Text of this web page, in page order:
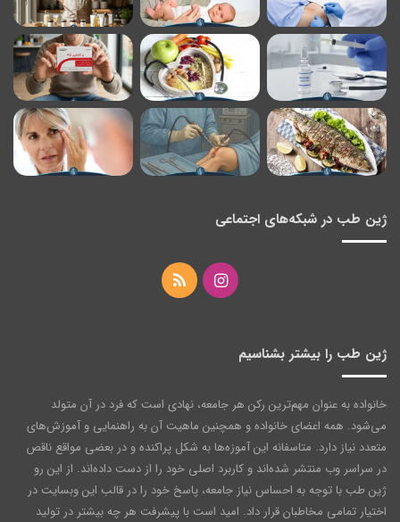
ژین طب در شبکه‌های اجتماعی
اینستاگرامخوراک
ژین طب را بیشتر بشناسیم
خانواده به عنوان مهم‌ترین رکن هر جامعه‌، نهادی است که فرد در آن متولد
می‌شود. همه اعضای خانواده و همچنین ماهیت آن به راهنمایی و آموزش‌های
متعدد نیاز دارد. متاسفانه این آموزه‌ها به شکل پراکنده و در بعضی مواقع ناقص
در سراسر وب منتشر شده‌اند و کاربرد اصلی خود را از دست داده‌اند. از این رو
ژین طب با توجه به احساس نیاز جامعه، پاسخ خود را در قالب این وبسایت در
اختیار تمامی مخاطبان قرار داد. امید است با پیشرفت هر چه بیشتر در تولید